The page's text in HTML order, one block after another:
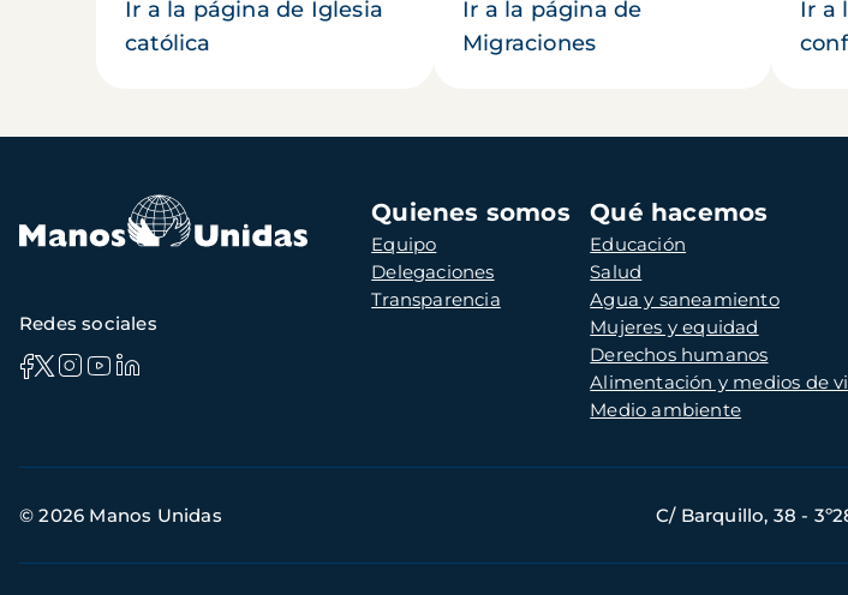
Ir a la página de Iglesia
católica
Ir a la página de
Migraciones
Ir a
Navegación
principal
Quienes somos
Equipo
Delegaciones
Transparencia
Qué hacemos
Educación
Salud
Agua y saneamiento
Mujeres y equidad
Derechos humanos
Alimentación y medios de
Medio ambiente
Redes sociales
de
© 2026 Manos Unidas C/ Barquillo, 38 -